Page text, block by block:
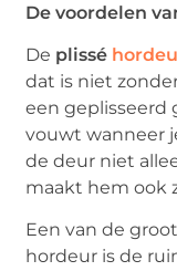
De voordelen
De plissé
dat is niet
een geplisseerd
vouwt wanneer
de deur niet
maakt hem ook
Een van de
hordeur is de